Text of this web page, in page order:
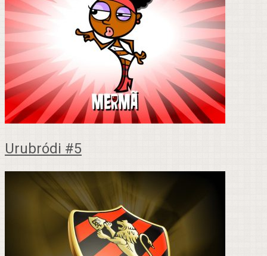
Urubródi #5